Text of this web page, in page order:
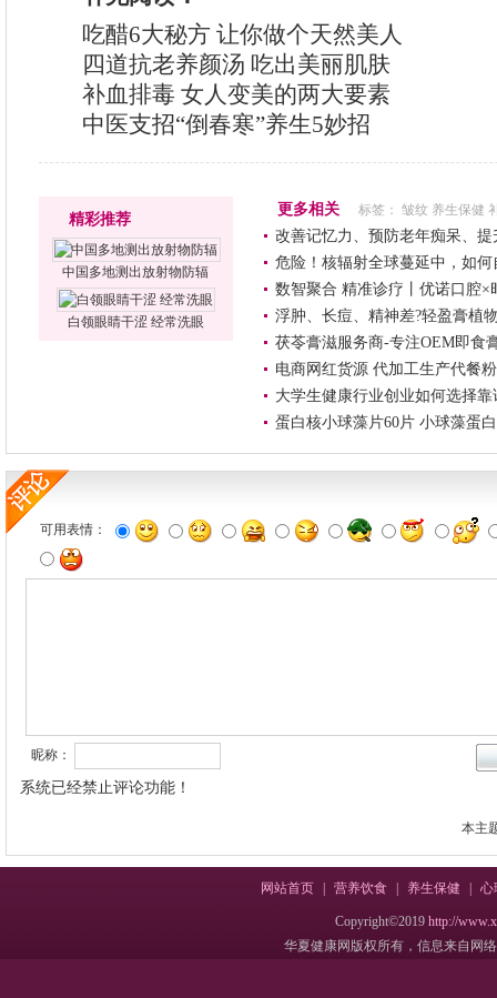
吃醋6大秘方 让你做个天然美人
四道抗老养颜汤 吃出美丽肌肤
补血排毒 女人变美的两大要素
中医支招“倒春寒”养生5妙招
精彩推荐
中国多地测出放射物防辐
白领眼睛干涩 经常洗眼
更多相关 标签： 皱纹 养生保健
改善记忆力、预防老年痴呆、
危险！核辐射全球蔓延中，如
数智聚合 精准诊疗丨优诺口腔×
浮肿、长痘、精神差?轻盈膏植
茯苓膏滋服务商-专注OEM即食
电商网红货源 代加工生产代餐
大学生健康行业创业如何选择
蛋白核小球藻片60片 小球藻蛋
可用表情：
昵称：
系统已经禁止评论功能！
本主
网站首页 营养饮食 养生保健 心
Copyright©2019http://
华夏健康网版权所有，信息来自网